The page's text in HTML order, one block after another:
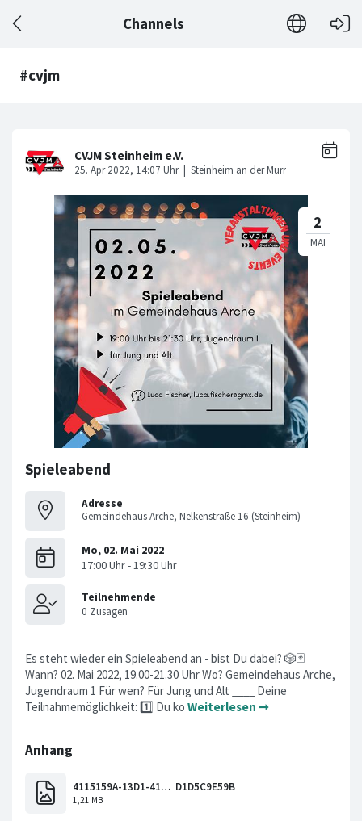
Channels
#cvjm
Spieleabend
Adresse
Gemeindehaus Arche, Nelkenstraße 16 (Steinheim)
Es steht wieder ein Spieleabend an - bist Du dabei? 🎲🃏
Wann? 02. Mai 2022, 19.00-21.30 Uhr Wo? Gemeindehaus Arche,
Jugendraum 1 Für wen? Für Jung und Alt ____ Deine
Teilnahmemöglichkeit: 1️⃣ Du ko Weiterlesen ➞